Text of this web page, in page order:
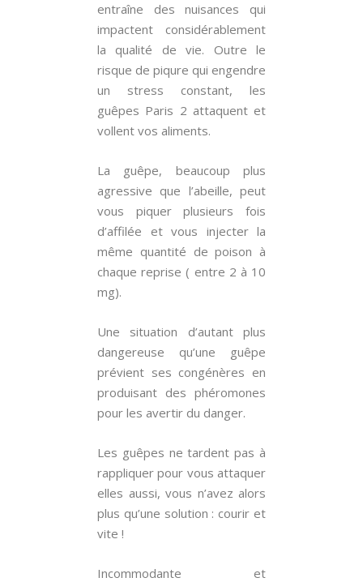
entraîne des nuisances qui
impactent considérablement
la qualité de vie. Outre le
risque de piqure qui engendre
un stress constant, les
guêpes Paris 2 attaquent et
vollent vos aliments.
La guêpe, beaucoup plus
agressive que l’abeille, peut
vous piquer plusieurs fois
d’affilée et vous injecter la
même quantité de poison à
chaque reprise ( entre 2 à 10
mg).
Une situation d’autant plus
dangereuse qu’une guêpe
prévient ses congénères en
produisant des phéromones
pour les avertir du danger.
Les guêpes ne tardent pas à
rappliquer pour vous attaquer
elles aussi, vous n’avez alors
plus qu’une solution : courir et
vite !
Incommodante et